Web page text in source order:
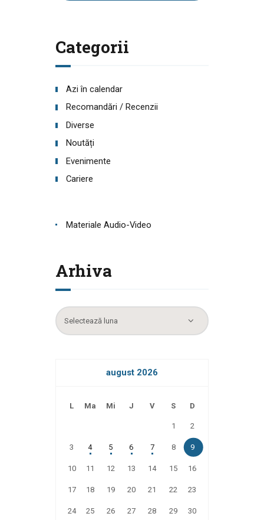
Categorii
Azi în calendar
Recomandări / Recenzii
Diverse
Noutăți
Evenimente
Cariere
Materiale Audio-Video
Arhiva
Arhiva
august 2026
L Ma Mi J V S D
1 2
3 4 5 6 7 8 9
10 11 12 13 14 15 16
17 18 19 20 21 22 23
24 25 26 27 28 29 30